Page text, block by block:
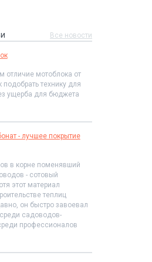
Все новости
отличие мотоблока от
подобрать технику для
ущерба для бюджета
- лучшее покрытие
в корне поменявший
- сотовый
этот материал
теплиц
он быстро завоевал
садоводов-
профессионалов